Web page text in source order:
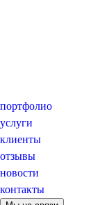
портфолио
услуги
клиенты
отзывы
новости
контакты